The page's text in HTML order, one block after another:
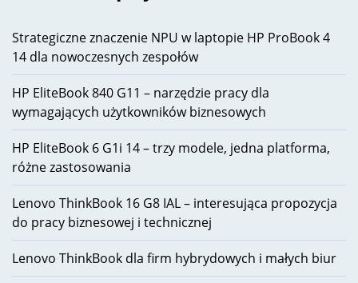
Strategiczne znaczenie NPU w laptopie HP ProBook 4
14 dla nowoczesnych zespołów
HP EliteBook 840 G11 – narzędzie pracy dla
wymagających użytkowników biznesowych
HP EliteBook 6 G1i 14 – trzy modele, jedna platforma,
różne zastosowania
Lenovo ThinkBook 16 G8 IAL – interesująca propozycja
do pracy biznesowej i technicznej
Lenovo ThinkBook dla firm hybrydowych i małych biur